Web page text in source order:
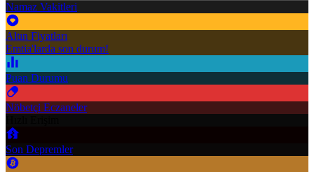
Namaz Vakitleri
Altın Fiyatları
Emtia'larda son durum!
Puan Durumu
Nöbetçi Eczaneler
Son Depremler